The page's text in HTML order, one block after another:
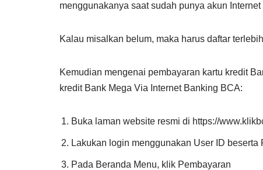
menggunakanya saat sudah punya akun
Kalau misalkan belum, maka harus daftar
Kemudian mengenai pembayaran kartu kredit
kredit Bank Mega Via Internet Banking BCA:
Buka laman website resmi di https://
Lakukan login menggunakan User ID beserta
Pada Beranda Menu, klik Pembayaran